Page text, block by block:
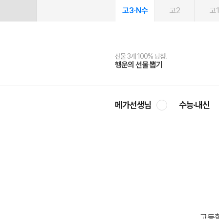
고3·N수 고2 고1
선물 3개 100% 당첨!
행운의 선물 뽑기
선물 100% 증정!
메가스터디 X 올리브
여름방학 스터디 캐시백
메가런 썸머스쿨
2027 러셀 단과
강사 공개선발
스마트러닝앱
설문 EVENT
메가패스
3일 무료 체험권
메가패스 수강생 무료혜택!
메가클럽 멤버십
사회공헌 캠페인
희망이룸 메가나눔
메가선생님 수능·내신